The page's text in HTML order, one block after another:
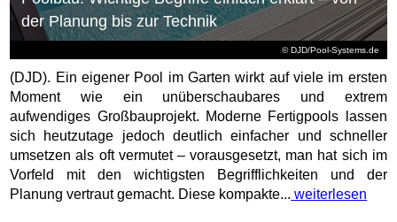
© DJD/Pool-Systems.de
der Planung bis zur Technik
(DJD). Ein eigener Pool im Garten wirkt auf viele im ersten
Moment wie ein unüberschaubares und extrem
aufwendiges Großbauprojekt. Moderne Fertigpools lassen
sich heutzutage jedoch deutlich einfacher und schneller
umsetzen als oft vermutet – vorausgesetzt, man hat sich im
Vorfeld mit den wichtigsten Begrifflichkeiten und der
Planung vertraut gemacht. Diese kompakte... weiterlesen